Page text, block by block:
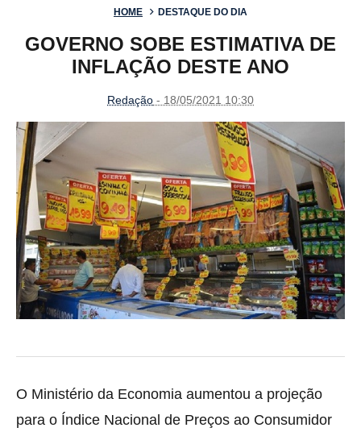
HOME DESTAQUE DO DIA
GOVERNO SOBE ESTIMATIVA DE
INFLAÇÃO DESTE ANO
Redação - 18/05/2021 10:30
O Ministério da Economia aumentou a projeção
para o Índice Nacional de Preços ao Consumidor